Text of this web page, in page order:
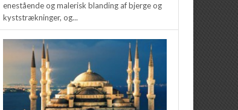
enestående og malerisk blanding af bjerge og
kyststrækninger, og...